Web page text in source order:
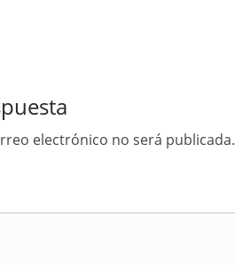
electrónico no será publicada.